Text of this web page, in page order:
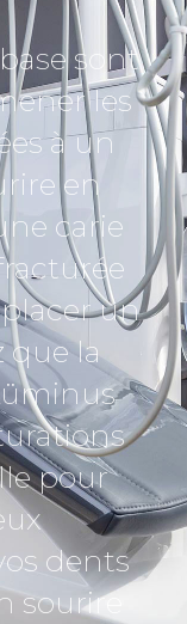
sont
les
à un
en
carie
un
que la
pour
dents
sourire